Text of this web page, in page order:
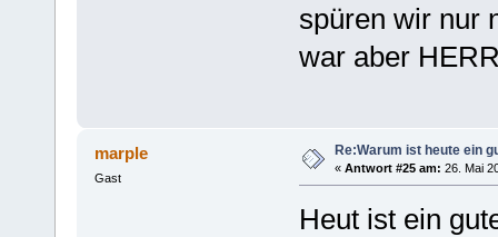
spüren wir nur
war aber
marple
Gast
Re:Warum ist heute ein
« Antwort #25 am: 26. Mai
Heut ist ein